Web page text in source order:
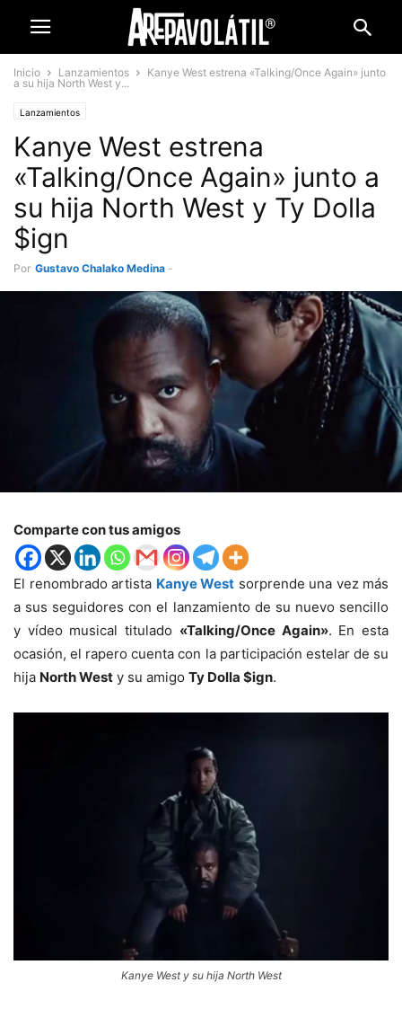
Inicio Lanzamientos
Kanye West estrena «Talking/Once Again» junto
a su hija North West y...
Lanzamientos
Kanye West estrena
«Talking/Once Again» junto a
su hija North West y Ty Dolla
$ign
Por Gustavo Chalako Medina -
Comparte con tus amigos
El renombrado artista Kanye West sorprende una vez más
a sus seguidores con el lanzamiento de su nuevo sencillo
y vídeo musical titulado «Talking/Once Again». En esta
ocasión, el rapero cuenta con la participación estelar de su
hija North West y su amigo Ty Dolla $ign.
Kanye West y su hija North West